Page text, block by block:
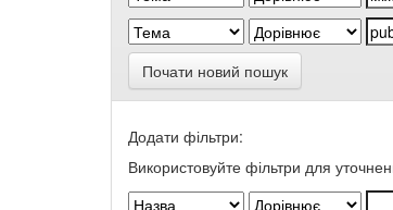
Почати новий пошук
Додати фільтри:
Використовуйте фільтри для